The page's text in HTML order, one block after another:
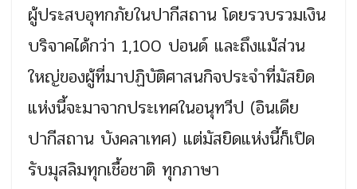
ผู้ประสบอุทกภัยในปากีสถาน โดยรวบรวมเงิน
บริจาคได้กว่า 1,100 ปอนด์ และถึงแม้ส่วน
ใหญ่ของผู้ที่มาปฏิบัติศาสนกิจประจำที่มัสยิด
แห่งนี้จะมาจากประเทศในอนุทวีป (อินเดีย
ปากีสถาน บังคลาเทศ) แต่มัสยิดแห่งนี้ก็เปิด
รับมุสลิมทุกเชื้อชาติ ทุกภาษา